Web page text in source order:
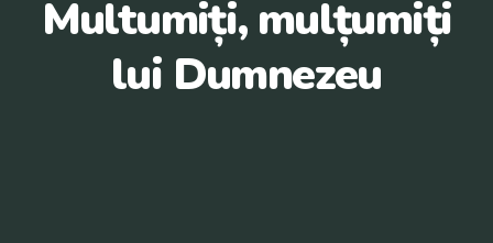
Multumiți, mulțumiți
lui Dumnezeu